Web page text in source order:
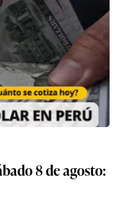
8 de agosto: